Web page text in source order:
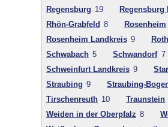
Regensburg 19 Regensburg
Rhön-Grabfeld 8 Rosenheim
Rosenheim Landkreis 9 Roth
Schwabach 5 Schwandorf 7
Schweinfurt Landkreis 9
Straubing 9 Straubing-
Tirschenreuth 10 Traunstein
Weiden in der Oberpfalz 8